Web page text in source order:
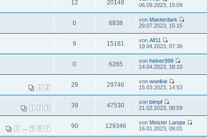
12 20148
06.09.2023, 15:09
0 6838 von Masterdark
29.07.2023, 15:15
9 15161 vonAlf11
19.04.2023, 07:36
0 6265 vonheiner999
14.04.2023, 18:10
1 2 29 29746 vonwoelkie
15.03.2023, 14:53
1 2 3 39 47530 vonbimpf
21.02.2023, 08:59
1 5 6 7 90 129346 von Meister Lampe
16.01.2023, 09:01